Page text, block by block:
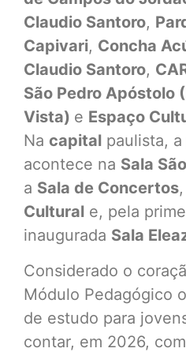
Claudio Santoro,
Capivari, Concha
Claudio Santoro,
São Pedro Apóstolo
Vista) e Espaço
Na capital paulista,
acontece na Sala
a Sala de Concertos,
Cultural e, pela
inaugurada Sala
Considerado o
Módulo Pedagógico
de estudo para
contar, em 2026,